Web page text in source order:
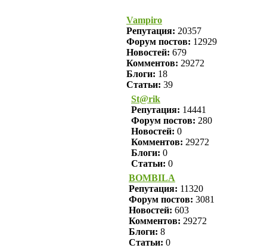
Vampiro
Репутация: 20357
Форум постов: 12929
Новостей: 679
Комментов: 29272
Блоги: 18
Статьи: 39
St@rik
Репутация: 14441
Форум постов: 280
Новостей: 0
Комментов: 29272
Блоги: 0
Статьи: 0
BOMBILA
Репутация: 11320
Форум постов: 3081
Новостей: 603
Комментов: 29272
Блоги: 8
Статьи: 0